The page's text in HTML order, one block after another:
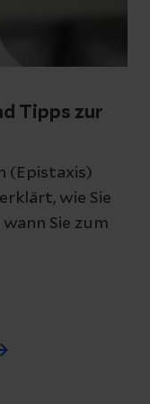
Tipps zur
(Epistaxis)
wie Sie
Sie zum